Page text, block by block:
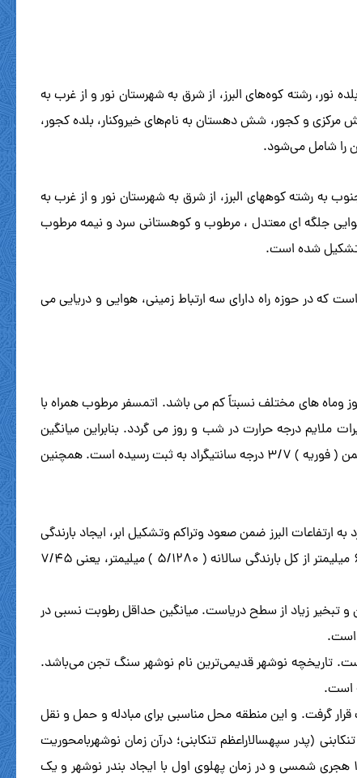
از جنوب به بخش بلده نور، رشته کوه‌های البرز، از شرق به شهرستان نور و از غرب به
شهر کجور، دو بخش مرکزی و کجور، شش دهستان به نام‌های خیروکنار، بلده کجور،
را شامل می‌شود.
مازندران، از جنوب به رشته کوههای البرز، از شرق به شهرستان نور و از غرب به
و ۴ دهستان است. نوشهر دارای دو بخش آب و هوایی جلگه ای معتدل ، مرطوب و کوهستانی سرد و نیمه مرطوب
که در حوزه راه دارای سه ارتباط زمینی، هوایی و دریایی می
وماه های مختلف نسبتاً کم می باشد. اتمسفر مرطوب همراه با
ملایم درجه حرارت در شب و روز می گردد. بنابراین میانگین
سالانه دما در طی دوره آماری، در شهر نوشهر ۳/۱۶ درجه سانتیگراد وگرمترین ماه سال تیر ( جولای ) ۸/۲۵ درجه سانتیگراد و سردترین ماه سال بهمن ( فوریه ) ۳/۷ درجه سانتیگراد به ثبت رسیده است. همچنین
البرز ضمن صعود وتراکم وتشکیل ابر، ایجاد بارندگی
می کند. مقدار متوسط بارندگی سالانه طی دوره آماری در نوشهر ۵/۱۲۸۰ میلیمتر می باشد. پر بارانترین فصل سال در نوشهر پاییز اسـت ۶/۵۸۵ میلیمتر از کل بارندگی سالانه ( ۵/۱۲۸۰ ) میلیمتر، یعنی ۷/۴۵
با دریای مازندران و تبخیر زیاد از سطح دریاست. میانگین حداقل رطوبت نسبی در
تاریخچه نوشهر قدیمی‌ترین نام نوشهر سنگ تجن می‌باشد.
است.
گرفت. و این منطقه محل مناسبی برای مبادله و حمل و نقل
(پدر سپهسالاراعظم تنکابنی؛ درآن زمان نوشهربامحوریت
کجورقسمتی ازتنکابن محسوب می‌شد.) قرار گرفت که بجهت آغاز فعالیت‌های عمرانی به حبیب آباد معروف شد سپس به دهنو و در سال ۱۳۱۸ هجری شمسی و در زمان پهلوی اول با ایجاد بندر نوشهر و یک